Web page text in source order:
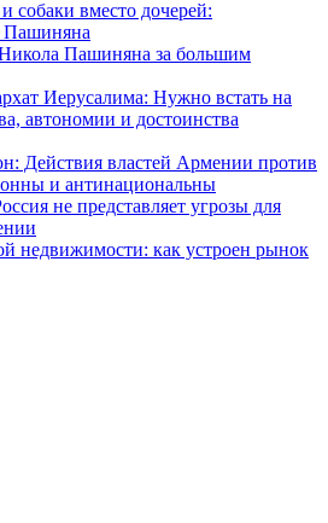
собаки вместо дочерей:
Пашиняна
Пашиняна за большим
Иерусалима: Нужно встать на
автономии и достоинства
Действия властей Армении против
и антинациональны
не представляет угрозы для
недвижимости: как устроен рынок